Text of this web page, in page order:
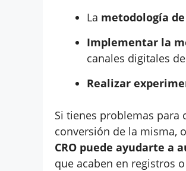
La metodología
Implementar la
canales digitales
Realizar
Si tienes problemas para
conversión de la misma,
CRO puede ayudarte a
que acaben en registros